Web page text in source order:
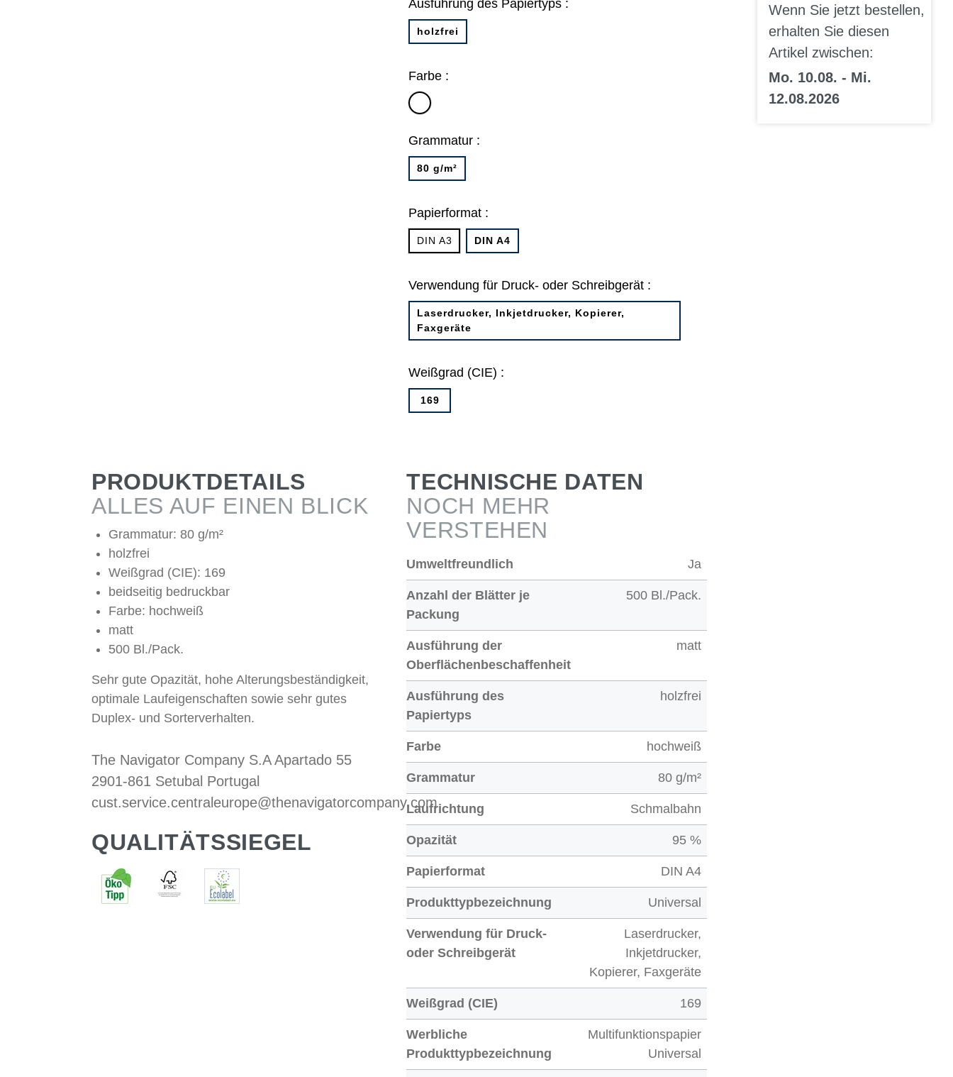
Ausführung des Papiertyps :
holzfrei
Farbe :
hochweiß
Grammatur :
80 g/m²
Papierformat :
DIN A3 DIN A4
Verwendung für Druck- oder Schreibgerät :
Laserdrucker, Inkjetdrucker, Kopierer,
Faxgeräte
Weißgrad (CIE) :
169
Wenn Sie jetzt bestellen,
erhalten Sie diesen
Artikel zwischen:
Mo. 10.08. - Mi.
12.08.2026
PRODUKTDETAILS
ALLES AUF EINEN BLICK
Grammatur: 80 g/m²
holzfrei
Weißgrad (CIE): 169
beidseitig bedruckbar
Farbe: hochweiß
matt
500 Bl./Pack.
Sehr gute Opazität, hohe Alterungsbeständigkeit,
optimale Laufeigenschaften sowie sehr gutes
Duplex- und Sorterverhalten.
The Navigator Company S.A Apartado 55
2901-861 Setubal Portugal
cust.service.centraleurope@thenavigatorcompany.com
QUALITÄTSSIEGEL
TECHNISCHE DATEN
NOCH MEHR
VERSTEHEN
Umweltfreundlich Ja
Anzahl der Blätter je
Packung
500 Bl./Pack.
Ausführung der
Oberflächenbeschaffenheit
matt
Ausführung des
Papiertyps
holzfrei
Farbe hochweiß
Grammatur 80 g/m²
Laufrichtung Schmalbahn
Opazität 95 %
Papierformat DIN A4
Produkttypbezeichnung Universal
Verwendung für Druck-
oder Schreibgerät
Laserdrucker,
Inkjetdrucker,
Kopierer, Faxgeräte
Weißgrad (CIE) 169
Werbliche
Produkttypbezeichnung
Multifunktionspapier
Universal